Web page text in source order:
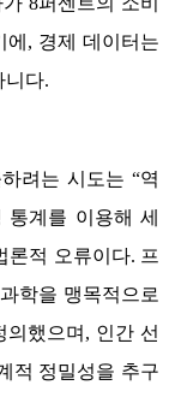
, 경제 데이터는
니다.
려는 시도는 “역
통계를 이용해 세
론적 오류이다. 프
학을 맹목적으로
의했으며, 인간 선
적 정밀성을 추구